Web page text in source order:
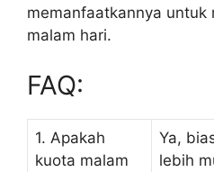
memanfaatkannya untuk
malam hari.
FAQ:
1. Apakah
kuota malam
Ya,
lebih